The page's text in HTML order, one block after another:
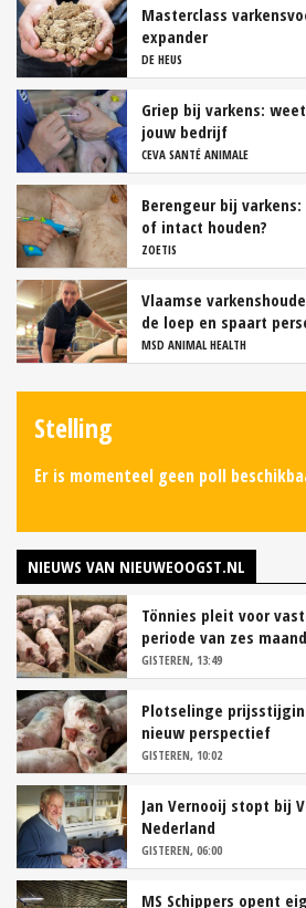
Masterclass
expander
DE HEUS
Griep bij varkens:
jouw bedrijf
CEVA SANTÉ ANIMALE
Berengeur bij
of intact houden?
ZOETIS
Vlaamse
de loep en spaart
MSD ANIMAL HEALTH
Stelling
Er is momenteel geen poll
NIEUWS VAN NIEUWEOOGST.NL
Tönnies pleit voor
periode van zes
GISTEREN, 13:49
Plotselinge
nieuw perspectief
GISTEREN, 10:02
Jan Vernooij stopt bij
Nederland
GISTEREN, 06:00
MS Schippers opent